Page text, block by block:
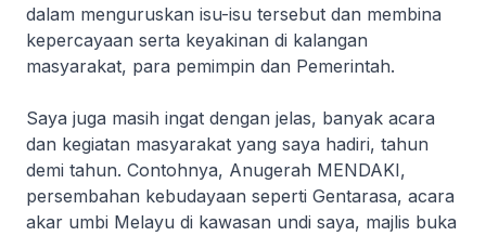
dalam menguruskan isu-isu tersebut dan membina
kepercayaan serta keyakinan di kalangan
masyarakat, para pemimpin dan Pemerintah.
Saya juga masih ingat dengan jelas, banyak acara
dan kegiatan masyarakat yang saya hadiri, tahun
demi tahun. Contohnya, Anugerah MENDAKI,
persembahan kebudayaan seperti Gentarasa, acara
akar umbi Melayu di kawasan undi saya, majlis buka